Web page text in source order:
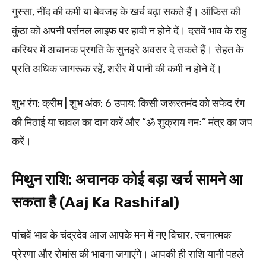
गुस्सा, नींद की कमी या बेवजह के खर्च बढ़ा सकते हैं। ऑफिस की
कुंठा को अपनी पर्सनल लाइफ पर हावी न होने दें। दसवें भाव के राहु
करियर में अचानक प्रगति के सुनहरे अवसर दे सकते हैं। सेहत के
प्रति अधिक जागरूक रहें, शरीर में पानी की कमी न होने दें।
शुभ रंग: क्रीम | शुभ अंक: 6 उपाय: किसी जरूरतमंद को सफेद रंग
की मिठाई या चावल का दान करें और “ॐ शुक्राय नमः” मंत्र का जप
करें।
मिथुन राशि: अचानक कोई बड़ा खर्च सामने आ
सकता है (Aaj Ka Rashifal)
पांचवें भाव के चंद्रदेव आज आपके मन में नए विचार, रचनात्मक
प्रेरणा और रोमांस की भावना जगाएंगे। आपकी ही राशि यानी पहले